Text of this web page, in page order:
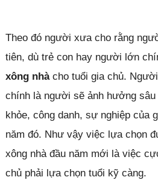
Theo đó người xưa cho rằng
tiên, dù trẻ con hay người lớn
xông nhàcho tuổi gia chủ.
chính là người sẽ ảnh hưởng
khỏe, công danh, sự nghiệp của
năm đó. Như vậy việc lựa chọn
xông nhà đầu năm mới là việc
chủ phải lựa chọn tuổi kỹ càng.